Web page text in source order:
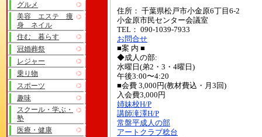
グルメ
美容 エステ 痩
身 ネイル
住む 暮らす
冠婚葬祭
レジャー
乗り物
スポーツ
趣味
スクール・学ぶ・
塾
医療・健康
住所： 千葉県松戸市小金原6丁目6-2
小金原市民センター会議室
TEL： 090-1039-7933
お問合せ
■案 内 ■
◆成人の部:
水曜日(弟2・3・4曜日)
午後3:00〜4:20
■会費 3,000円(教材費込・月3回)
入会費3,000円
姉妹校H/P
講師滝澤H/P
常盤平成人の部
アートクラブ稔台